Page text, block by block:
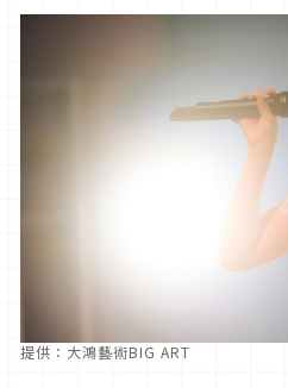
提供：大鴻藝術BIG ART